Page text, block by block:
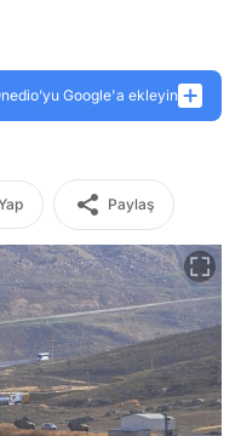
Google'a ekleyin
Paylaş